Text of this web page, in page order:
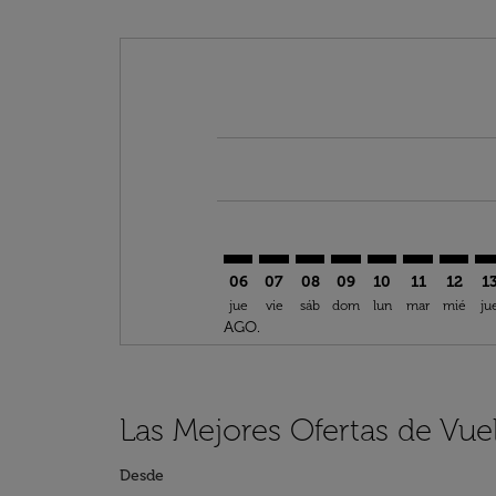
06
jue
AGO.
07
vie
08
sáb
09
dom
10
lun
11
mar
12
mié
Las Mejores Ofertas de
Desde